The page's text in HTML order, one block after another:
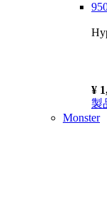
¥
製
Monster